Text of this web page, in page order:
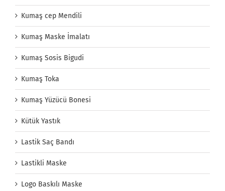
Kumaş cep Mendili
Kumaş Maske İmalatı
Kumaş Sosis Bigudi
Kumaş Toka
Kumaş Yüzücü Bonesi
Kütük Yastık
Lastik Saç Bandı
Lastikli Maske
Logo Baskılı Maske